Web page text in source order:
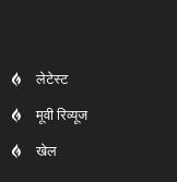
लेटेस्ट
मूवी रिव्यूज
खेल